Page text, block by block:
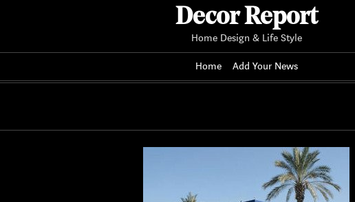
Decor Report
Home Design & Life Style
Home Add Your News